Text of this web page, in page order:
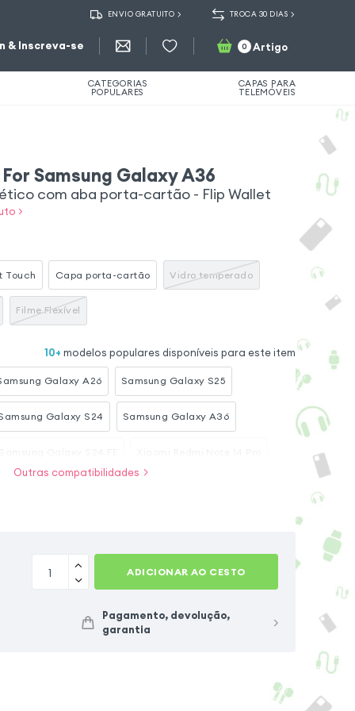
ENVIO GRATUITO TROCA 30 DIAS
& Inscreva-se 0 Artigo
CATEGORIAS
POPULARES
CAPAS PARA
TELEMÓVEIS
Samsung Galaxy A36
com aba porta-cartão - Flip Wallet
>
Touch Capa porta-cartão Vidro temperado
Filme Flexível
10+ modelos populares disponíveis para este item
Galaxy A26 Samsung Galaxy S25
Galaxy S24 Samsung Galaxy A36
Outras compatibilidades
ADICIONAR AO CESTO
Pagamento, devolução,
garantia